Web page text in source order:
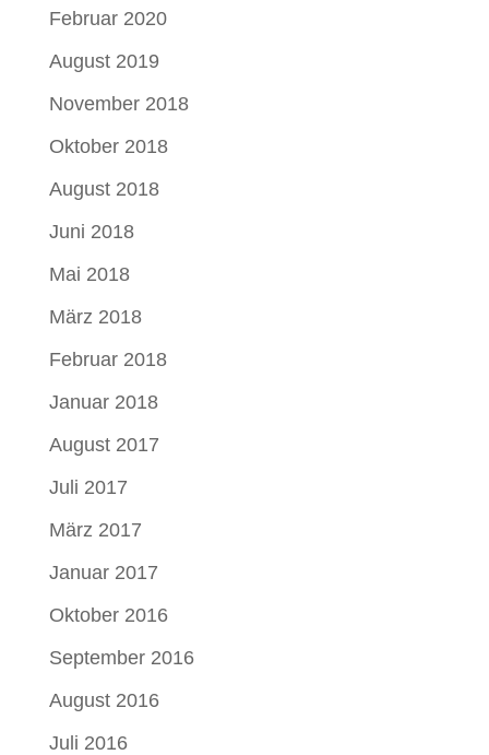
Februar 2020
August 2019
November 2018
Oktober 2018
August 2018
Juni 2018
Mai 2018
März 2018
Februar 2018
Januar 2018
August 2017
Juli 2017
März 2017
Januar 2017
Oktober 2016
September 2016
August 2016
Juli 2016